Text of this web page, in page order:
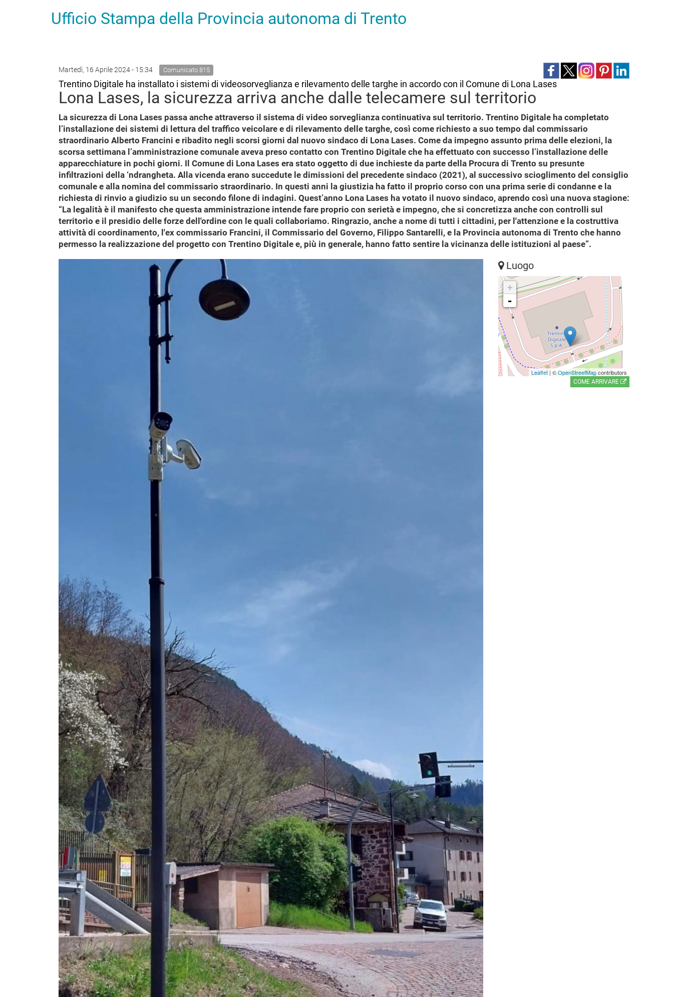
Ufficio Stampa della Provincia autonoma di Trento
Martedì, 16 Aprile 2024 - 15:34 Comunicato 815
Trentino Digitale ha installato i sistemi di videosorveglianza e rilevamento delle targhe in accordo con il Comune di Lona Lases
Lona Lases, la sicurezza arriva anche dalle telecamere sul territorio
La sicurezza di Lona Lases passa anche attraverso il sistema di video sorveglianza continuativa sul territorio. Trentino Digitale ha completato
l’installazione dei sistemi di lettura del traffico veicolare e di rilevamento delle targhe, così come richiesto a suo tempo dal commissario
straordinario Alberto Francini e ribadito negli scorsi giorni dal nuovo sindaco di Lona Lases. Come da impegno assunto prima delle elezioni, la
scorsa settimana l’amministrazione comunale aveva preso contatto con Trentino Digitale che ha effettuato con successo l’installazione delle
apparecchiature in pochi giorni. Il Comune di Lona Lases era stato oggetto di due inchieste da parte della Procura di Trento su presunte
infiltrazioni della ‘ndrangheta. Alla vicenda erano succedute le dimissioni del precedente sindaco (2021), al successivo scioglimento del consiglio
comunale e alla nomina del commissario straordinario. In questi anni la giustizia ha fatto il proprio corso con una prima serie di condanne e la
richiesta di rinvio a giudizio su un secondo filone di indagini. Quest’anno Lona Lases ha votato il nuovo sindaco, aprendo così una nuova stagione:
“La legalità è il manifesto che questa amministrazione intende fare proprio con serietà e impegno, che si concretizza anche con controlli sul
territorio e il presidio delle forze dell'ordine con le quali collaboriamo. Ringrazio, anche a nome di tutti i cittadini, per l'attenzione e la costruttiva
attività di coordinamento, l'ex commissario Francini, il Commissario del Governo, Filippo Santarelli, e la Provincia autonoma di Trento che hanno
permesso la realizzazione del progetto con Trentino Digitale e, più in generale, hanno fatto sentire la vicinanza delle istituzioni al paese”.
Luogo
+
-
Leaflet| ©OpenStreetMapcontributors
COME ARRIVARE